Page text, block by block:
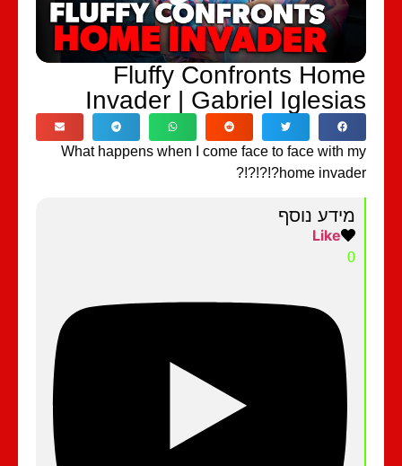
Fluffy Confronts
Invader | Gabriel
What happens when I come face to face with
home
מידע נוסף